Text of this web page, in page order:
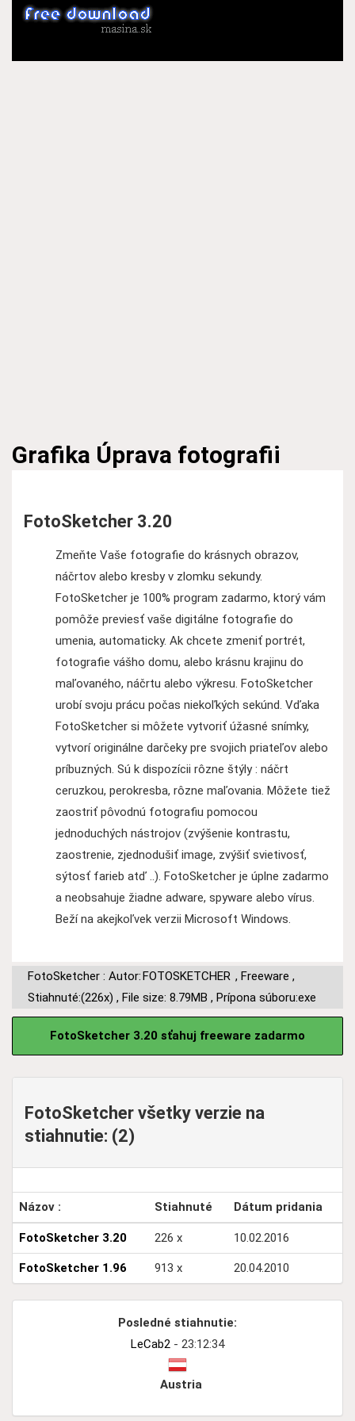
Grafika Úprava fotografii
FotoSketcher 3.20
Zmeňte Vaše fotografie do krásnych obrazov,
náčrtov alebo kresby v zlomku sekundy.
FotoSketcher je 100% program zadarmo, ktorý vám
pomôže previesť vaše digitálne fotografie do
umenia, automaticky. Ak chcete zmeniť portrét,
fotografie vášho domu, alebo krásnu krajinu do
maľovaného, náčrtu alebo výkresu. FotoSketcher
urobí svoju prácu počas niekoľkých sekúnd. Vďaka
FotoSketcher si môžete vytvoriť úžasné snímky,
vytvorí originálne darčeky pre svojich priateľov alebo
príbuzných. Sú k dispozícii rôzne štýly : náčrt
ceruzkou, perokresba, rôzne maľovania. Môžete tiež
zaostriť pôvodnú fotografiu pomocou
jednoduchých nástrojov (zvýšenie kontrastu,
zaostrenie, zjednodušiť image, zvýšiť svietivosť,
sýtosť farieb atď ..). FotoSketcher je úplne zadarmo
a neobsahuje žiadne adware, spyware alebo vírus.
Beží na akejkoľvek verzii Microsoft Windows.
FotoSketcher : Autor:FOTOSKETCHER , Freeware ,
Stiahnuté:(226x) , File size: 8.79MB , Prípona súboru:exe
FotoSketcher 3.20 sťahuj freeware zadarmo
FotoSketcher všetky verzie na
stiahnutie: (2)
Názov : Stiahnuté Dátum pridania
FotoSketcher 3.20 226 x 10.02.2016
FotoSketcher 1.96 913 x 20.04.2010
Posledné stiahnutie:
LeCab2 - 23:12:34
Austria